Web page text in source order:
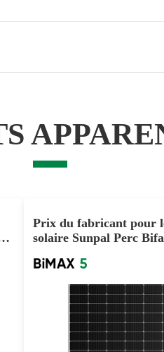
Prix du fabricant pour
solaire Sunpal Perc